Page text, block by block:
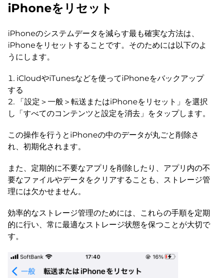
iPhoneをリセット
iPhoneのシステムデータを減らす最も確実な方法は、
iPhoneをリセットすることです。そのためには以下のよ
うにします。
iCloudやiTunesなどを使ってiPhoneをバックアップ
する
「設定＞一般＞転送またはiPhoneをリセット」を選択
し「すべてのコンテンツと設定を消去」をタップします。
この操作を行うとiPhoneの中のデータが丸ごと削除さ
れ、初期化されます。
また、定期的に不要なアプリを削除したり、アプリ内の不
要なファイルやデータをクリアすることも、ストレージ管
理には欠かせません。
効率的なストレージ管理のためには、これらの手順を定期
的に行い、常に最適なストレージ状態を保つことが大切で
す。